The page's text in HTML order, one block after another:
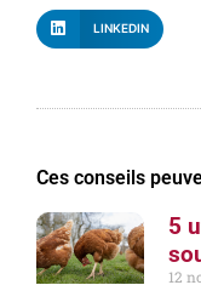
LINKEDIN
Ces conseils
5
12